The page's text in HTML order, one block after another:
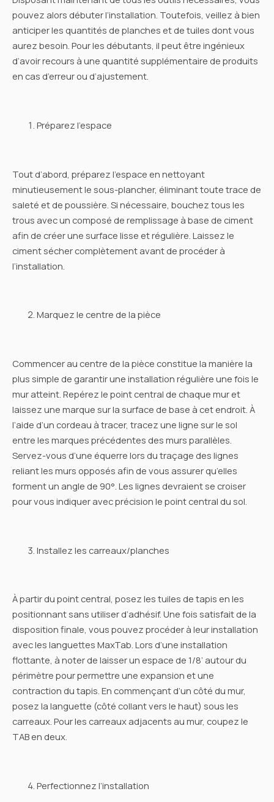
pouvez alors débuter l’installation. Toutefois, veillez à bien
anticiper les quantités de planches et de tuiles dont vous
aurez besoin. Pour les débutants, il peut être ingénieux
d’avoir recours à une quantité supplémentaire de produits
en cas d’erreur ou d’ajustement.
Préparez l’espace
Tout d’abord, préparez l’espace en nettoyant
minutieusement le sous-plancher, éliminant toute trace de
saleté et de poussière. Si nécessaire, bouchez tous les
trous avec un composé de remplissage à base de ciment
afin de créer une surface lisse et régulière. Laissez le
ciment sécher complètement avant de procéder à
l’installation.
Marquez le centre de la pièce
Commencer au centre de la pièce constitue la manière la
plus simple de garantir une installation régulière une fois le
mur atteint. Repérez le point central de chaque mur et
laissez une marque sur la surface de base à cet endroit. À
l’aide d’un cordeau à tracer, tracez une ligne sur le sol
entre les marques précédentes des murs parallèles.
Servez-vous d’une équerre lors du traçage des lignes
reliant les murs opposés afin de vous assurer qu’elles
forment un angle de 90°. Les lignes devraient se croiser
pour vous indiquer avec précision le point central du sol.
Installez les carreaux/planches
À partir du point central, posez les tuiles de tapis en les
positionnant sans utiliser d’adhésif. Une fois satisfait de la
disposition finale, vous pouvez procéder à leur installation
avec les languettes MaxTab. Lors d’une installation
flottante, à noter de laisser un espace de 1/8’ autour du
périmètre pour permettre une expansion et une
contraction du tapis. En commençant d’un côté du mur,
posez la languette (côté collant vers le haut) sous les
carreaux. Pour les carreaux adjacents au mur, coupez le
TAB en deux.
Perfectionnez l’installation